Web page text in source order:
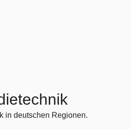
in deutschen Regionen.